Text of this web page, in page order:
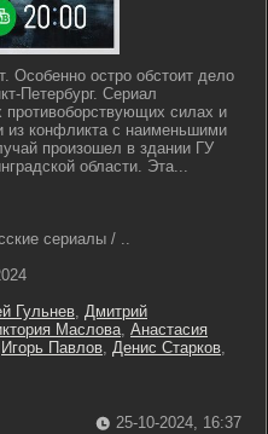
Особенно остро обстоит дело
Петербург. Сериал
противоборствующих силах и
из конфликта с наименьшими
произошел в здании ГУ
области. Эта...
сериалы / ..
Гульнев, Дмитрий
Маслова, Анастасия
Игорь Павлов, Денис Старков,
25-10-2024, 16:37